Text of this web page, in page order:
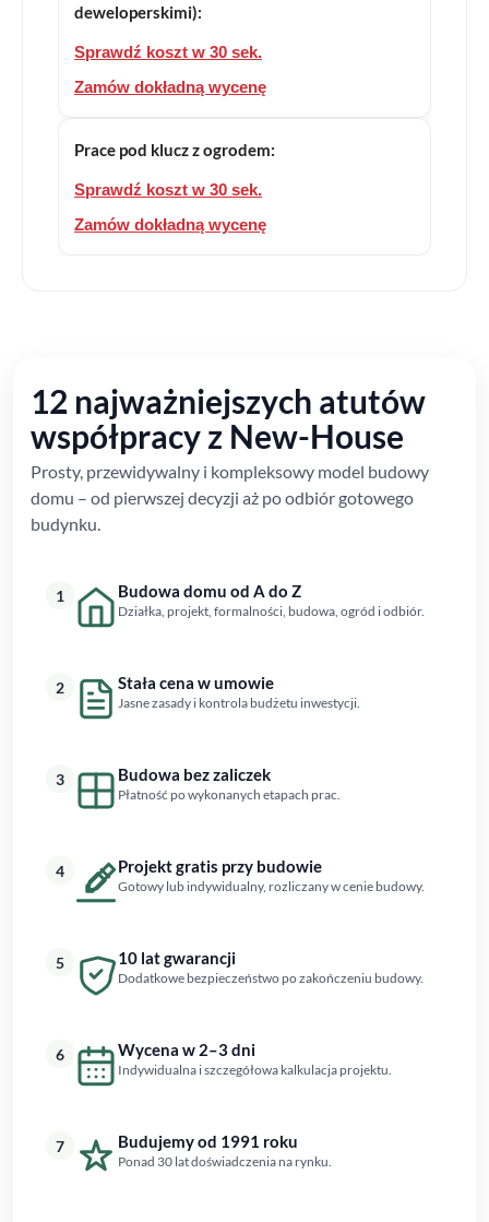
deweloperskimi):
Sprawdź koszt w 30 sek.
Zamów dokładną wycenę
Prace pod klucz z ogrodem:
Sprawdź koszt w 30 sek.
Zamów dokładną wycenę
12 najważniejszych atutów
współpracy z New-House
Prosty, przewidywalny i kompleksowy model budowy
domu – od pierwszej decyzji aż po odbiór gotowego
budynku.
1 Budowa domu od A do Z
Działka, projekt, formalności, budowa, ogród i odbiór.
2 Stała cena w umowie
Jasne zasady i kontrola budżetu inwestycji.
3 Budowa bez zaliczek
Płatność po wykonanych etapach prac.
4 Projekt gratis przy budowie
Gotowy lub indywidualny, rozliczany w cenie budowy.
5 10 lat gwarancji
Dodatkowe bezpieczeństwo po zakończeniu budowy.
6 Wycena w 2–3 dni
Indywidualna i szczegółowa kalkulacja projektu.
7 Budujemy od 1991 roku
Ponad 30 lat doświadczenia na rynku.